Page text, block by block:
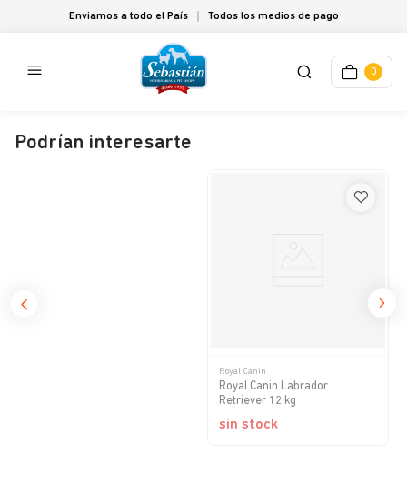
Enviamos a todo el País Todos los medios de pago
0
Podrían interesarte
Royal Canin
Royal Canin Labrador
Retriever 12 kg
sin stock